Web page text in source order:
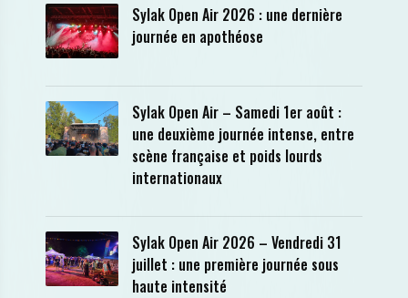
Sylak Open Air 2026 : une dernière
journée en apothéose
Sylak Open Air – Samedi 1er août :
une deuxième journée intense, entre
scène française et poids lourds
internationaux
Sylak Open Air 2026 – Vendredi 31
juillet : une première journée sous
haute intensité